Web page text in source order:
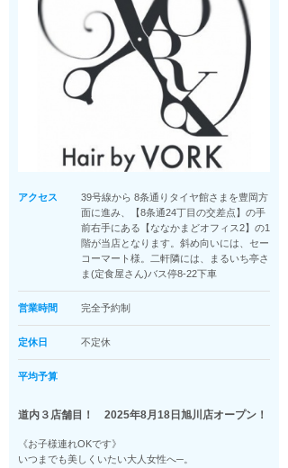
アクセス
39号線から 8条通りタイヤ館さまを豊岡方
面に進み、【8条通24丁目の交差点】の手
前右手にある【ななかまどオフィス2】の1
階が当店となります。斜め向いには、セー
コーマート様。二軒隣には、まるいち亭さ
ま(定食屋さん)バス停8-22下車
営業時間 完全予約制
定休日 不定休
平均予算
道内３店舗目！ 2025年8月18日旭川店オープン！
《お子様連れOKです》
いつまでも美しくいたい大人女性へ─。